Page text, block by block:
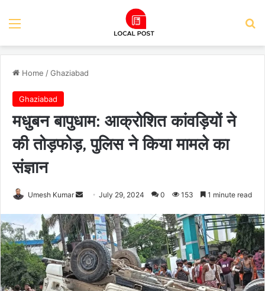
Menu
Home /Ghaziabad
Ghaziabad
मधुबन बापुधाम: आक्रोशित कांवड़ियों ने
की तोड़फोड़, पुलिस ने किया मामले का
संज्ञान
Umesh Kumar
Send
email
July 29, 2024 0 153 1 minute read